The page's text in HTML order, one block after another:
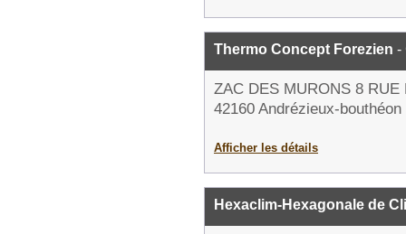
Thermo Concept Forezien -
ZAC DES MURONS 8
42160 Andrézieux-bouthéon
Afficher les détails
Hexaclim-Hexagonale de